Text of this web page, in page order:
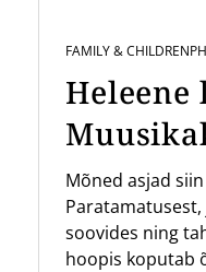
FAMILY & CHILDREN
Mõned asjad
soovides ning
hoopis koputab